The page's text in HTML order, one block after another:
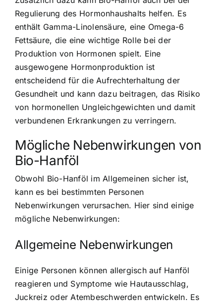
Regulierung des Hormonhaushalts helfen. Es
enthält Gamma-Linolensäure, eine Omega-6
Fettsäure, die eine wichtige Rolle bei der
Produktion von Hormonen spielt. Eine
ausgewogene Hormonproduktion ist
entscheidend für die Aufrechterhaltung der
Gesundheit und kann dazu beitragen, das Risiko
von hormonellen Ungleichgewichten und damit
verbundenen Erkrankungen zu verringern.
Mögliche Nebenwirkungen von
Bio-Hanföl
Obwohl Bio-Hanföl im Allgemeinen sicher ist,
kann es bei bestimmten Personen
Nebenwirkungen verursachen. Hier sind einige
mögliche Nebenwirkungen:
Allgemeine Nebenwirkungen
Einige Personen können allergisch auf Hanföl
reagieren und Symptome wie Hautausschlag,
Juckreiz oder Atembeschwerden entwickeln. Es